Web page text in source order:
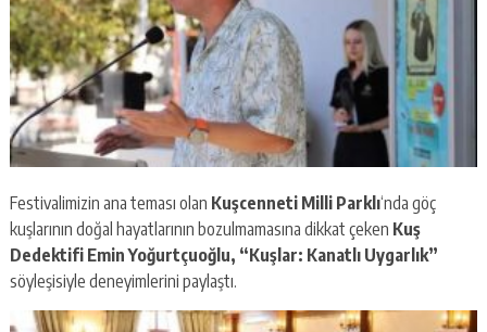
Festivalimizin ana teması olan Kuşcenneti Milli Parklı‘nda göç
kuşlarının doğal hayatlarının bozulmamasına dikkat çeken Kuş
Dedektifi Emin Yoğurtçuoğlu, “Kuşlar: Kanatlı Uygarlık”
söyleşisiyle deneyimlerini paylaştı.